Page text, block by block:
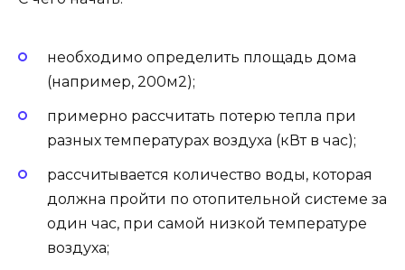
необходимо определить площадь дома
(например, 200м2);
примерно рассчитать потерю тепла при
разных температурах воздуха (кВт в час);
рассчитывается количество воды, которая
должна пройти по отопительной системе за
один час, при самой низкой температуре
воздуха;